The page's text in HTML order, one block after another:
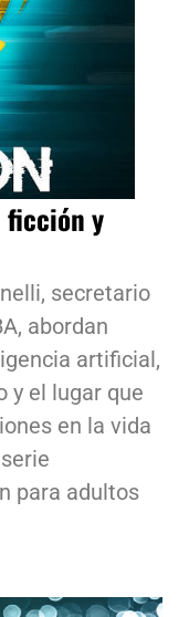
ficción y
secretario
abordan
artificial,
y el lugar que
en la vida
para adultos